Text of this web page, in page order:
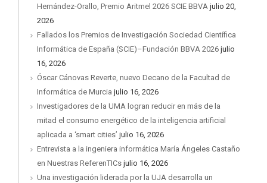
Hernández-Orallo, Premio Aritmel 2026 SCIE BBVA julio 20,
2026
Fallados los Premios de Investigación Sociedad Científica
Informática de España (SCIE)–Fundación BBVA 2026 julio
16, 2026
Óscar Cánovas Reverte, nuevo Decano de la Facultad de
Informática de Murcia julio 16, 2026
Investigadores de la UMA logran reducir en más de la
mitad el consumo energético de la inteligencia artificial
aplicada a ‘smart cities’ julio 16, 2026
Entrevista a la ingeniera informática María Ángeles Castaño
en Nuestras ReferenTICs julio 16, 2026
Una investigación liderada por la UJA desarrolla un